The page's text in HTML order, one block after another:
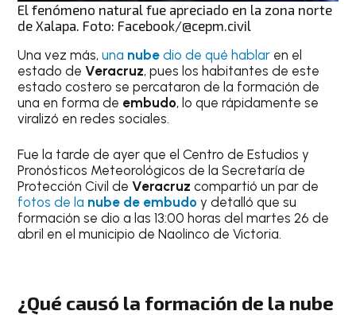
El fenómeno natural fue apreciado en la zona norte
de Xalapa. Foto: Facebook/@cepm.civil
Una vez más,una nube dio de qué hablar en el
estado deVeracruz, pues los habitantes de este
estado costero se percataron de la formación de
una en forma de embudo, lo que rápidamente se
viralizó en redes sociales.
Fue la tarde de ayer que el Centro de Estudios y
Pronósticos Meteorológicos de la Secretaría de
Protección Civil deVeracruz compartió un par de
fotos de la nube de embudo y detalló que su
formación se dio a las 13:00 horas del martes 26 de
abril en el municipio de Naolinco de Victoria.
¿Qué causó la formación de la nube